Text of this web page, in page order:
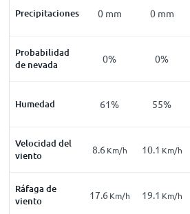
Precipitaciones 0 mm 0 mm
Probabilidad
de nevada
0% 0%
Humedad 61% 55%
Velocidad del
viento
8.6 Km/h 10.1 Km/h
Ráfaga de
viento
17.6 Km/h 19.1 Km/h